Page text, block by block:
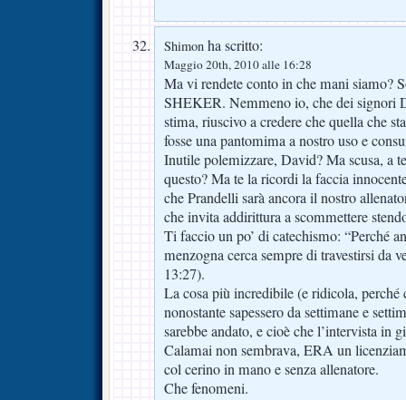
Shimon ha scritto:
Maggio 20th, 2010 alle 16:28
Ma vi rendete conto in che mani siamo?
SHEKER. Nemmeno io, che dei signori
stima, riuscivo a credere che quella che
fosse una pantomima a nostro uso e
Inutile polemizzare, David? Ma scusa, a
questo? Ma te la ricordi la faccia
che Prandelli sarà ancora il nostro
che invita addirittura a scommettere
Ti faccio un po’ di catechismo: “Perché
menzogna cerca sempre di travestirsi da
13:27).
La cosa più incredibile (e ridicola,
nonostante sapessero da settimane e
sarebbe andato, e cioè che l’intervista in
Calamai non sembrava, ERA un
col cerino in mano e senza allenatore.
Che fenomeni.